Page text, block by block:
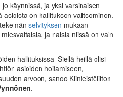
käynnissä, ja yksi varsinaisen
asioista on hallituksen valitseminen.
selvityksen mukaan
ja naisia niissä on vain
hallituksissa. Siellä heillä olisi
asioiden hoitamiseen,
arvoon, sanoo Kiinteistöliiton
.